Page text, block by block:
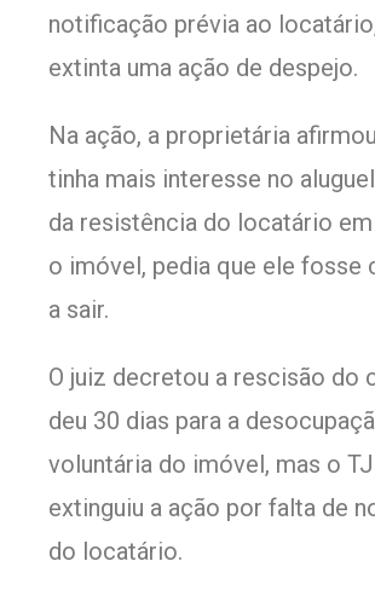
notificação prévia ao
extinta uma ação de despejo.
Na ação, a proprietária
tinha mais interesse no
da resistência do locatário
o imóvel, pedia que ele fosse
a sair.
O juiz decretou a rescisão do
deu 30 dias para a
voluntária do imóvel, mas o
extinguiu a ação por falta de
do locatário.